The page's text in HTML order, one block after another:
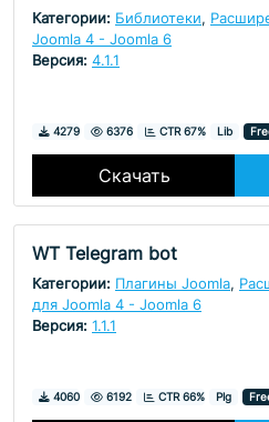
Категории: Библиотеки,
Joomla 4 - Joomla 6
Версия: 4.1.1
Скачивания
4279 Просмотры
6376 CTR 67% Lib
Скачать
WT Telegram bot
Категории: Плагины Joomla,
для Joomla 4 - Joomla 6
Версия: 1.1.1
Скачивания
4060 Просмотры
6192 CTR 66% Plg